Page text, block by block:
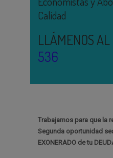
Calidad
LLÁMENOS
536
Trabajamos para que la
Segunda oportunidad
EXONERADO de tu